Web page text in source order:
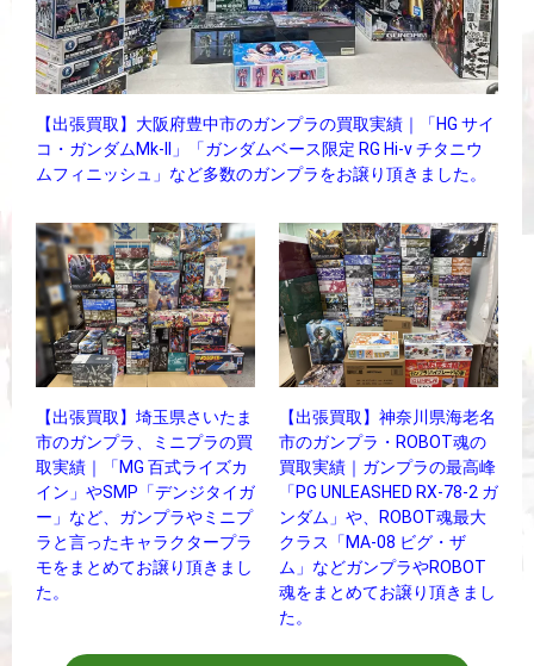
【出張買取】大阪府豊中市のガンプラの買取実績｜「HG サイ
コ・ガンダムMk-II」「ガンダムベース限定 RG Hi-ν チタニウ
ムフィニッシュ」など多数のガンプラをお譲り頂きました。
【出張買取】埼玉県さいたま
市のガンプラ、ミニプラの買
取実績｜「MG 百式ライズカ
イン」やSMP「デンジタイガ
ー」など、ガンプラやミニプ
ラと言ったキャラクタープラ
モをまとめてお譲り頂きまし
た。
【出張買取】神奈川県海老名
市のガンプラ・ROBOT魂の
買取実績｜ガンプラの最高峰
「PG UNLEASHED RX-78-2 ガ
ンダム」や、ROBOT魂最大
クラス「MA-08 ビグ・ザ
ム」などガンプラやROBOT
魂をまとめてお譲り頂きまし
た。